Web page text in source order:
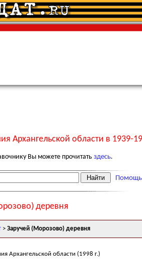
Архангельской области в 1939-
Вы можете прочитать здесь.
Помощь
деревня
> Заручей (Морозово) деревня
Архангельской области (1998 г.)